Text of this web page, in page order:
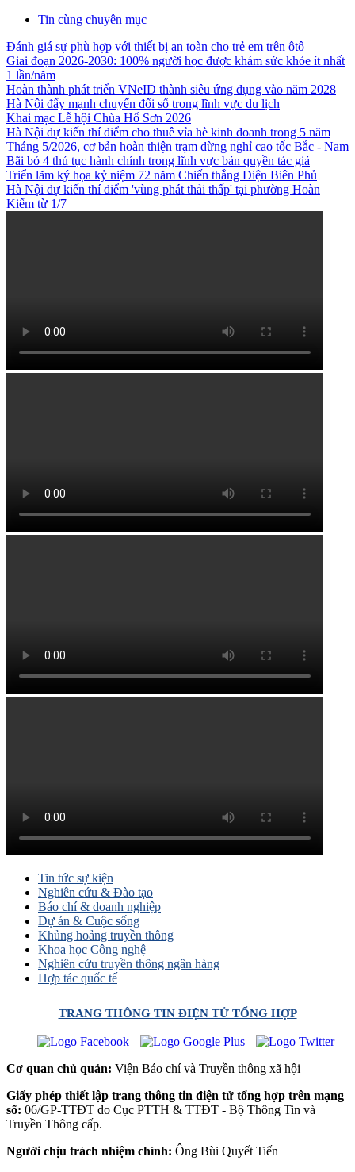
Tin cùng chuyên mục
Đánh giá sự phù hợp với thiết bị an toàn cho trẻ em trên ôtô
Giai đoạn 2026-2030: 100% người học được khám sức khỏe ít nhất
1 lần/năm
Hoàn thành phát triển VNeID thành siêu ứng dụng vào năm 2028
Hà Nội đẩy mạnh chuyển đổi số trong lĩnh vực du lịch
Khai mạc Lễ hội Chùa Hổ Sơn 2026
Hà Nội dự kiến thí điểm cho thuê vỉa hè kinh doanh trong 5 năm
Tháng 5/2026, cơ bản hoàn thiện trạm dừng nghỉ cao tốc Bắc - Nam
Bãi bỏ 4 thủ tục hành chính trong lĩnh vực bản quyền tác giả
Triển lãm ký họa kỷ niệm 72 năm Chiến thắng Điện Biên Phủ
Hà Nội dự kiến thí điểm 'vùng phát thải thấp' tại phường Hoàn
Kiếm từ 1/7
Tin tức sự kiện
Nghiên cứu & Đào tạo
Báo chí & doanh nghiệp
Dự án & Cuộc sống
Khủng hoảng truyền thông
Khoa học Công nghệ
Nghiên cứu truyền thông ngân hàng
Hợp tác quốc tế
TRANG THÔNG TIN ĐIỆN TỬ TỔNG HỢP
Cơ quan chủ quản: Viện Báo chí và Truyền thông xã hội
Giấy phép thiết lập trang thông tin điện tử tổng hợp trên mạng
số: 06/GP-TTĐT do Cục PTTH & TTĐT - Bộ Thông Tin và
Truyền Thông cấp.
Người chịu trách nhiệm chính: Ông Bùi Quyết Tiến